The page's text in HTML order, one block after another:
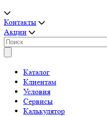
Контакты
Акции
Каталог
Клиентам
Условия
Сервисы
Калькулятор